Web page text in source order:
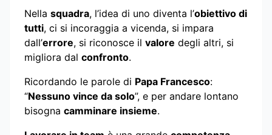
Nella squadra, l’idea di uno diventa l’obiettivo di
tutti, ci si incoraggia a vicenda, si impara
dall’errore, si riconosce il valore degli altri, si
migliora dal confronto.
Ricordando le parole di Papa Francesco:
“Nessuno vince da solo”, e per andare lontano
bisogna camminare insieme.